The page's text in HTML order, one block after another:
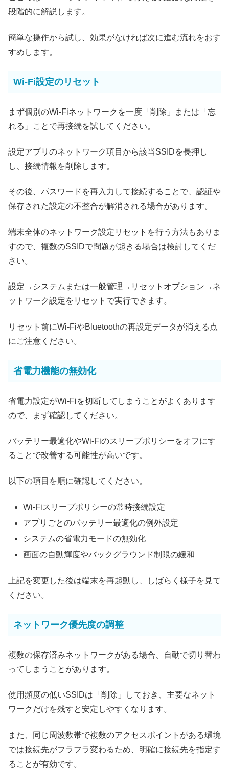
段階的に解説します。
簡単な操作から試し、効果がなければ次に進む流れをおす
すめします。
Wi-Fi設定のリセット
まず個別のWi‑Fiネットワークを一度「削除」または「忘
れる」ことで再接続を試してください。
設定アプリのネットワーク項目から該当SSIDを長押し
し、接続情報を削除します。
その後、パスワードを再入力して接続することで、認証や
保存された設定の不整合が解消される場合があります。
端末全体のネットワーク設定リセットを行う方法もありま
すので、複数のSSIDで問題が起きる場合は検討してくだ
さい。
設定→システムまたは一般管理→リセットオプション→ネ
ットワーク設定をリセットで実行できます。
リセット前にWi‑FiやBluetoothの再設定データが消える点
にご注意ください。
省電力機能の無効化
省電力設定がWi‑Fiを切断してしまうことがよくあります
ので、まず確認してください。
バッテリー最適化やWi‑Fiのスリープポリシーをオフにす
ることで改善する可能性が高いです。
以下の項目を順に確認してください。
Wi‑Fiスリープポリシーの常時接続設定
アプリごとのバッテリー最適化の例外設定
システムの省電力モードの無効化
画面の自動輝度やバックグラウンド制限の緩和
上記を変更した後は端末を再起動し、しばらく様子を見て
ください。
ネットワーク優先度の調整
複数の保存済みネットワークがある場合、自動で切り替わ
ってしまうことがあります。
使用頻度の低いSSIDは「削除」しておき、主要なネット
ワークだけを残すと安定しやすくなります。
また、同じ周波数帯で複数のアクセスポイントがある環境
では接続先がフラフラ変わるため、明確に接続先を指定す
ることが有効です。